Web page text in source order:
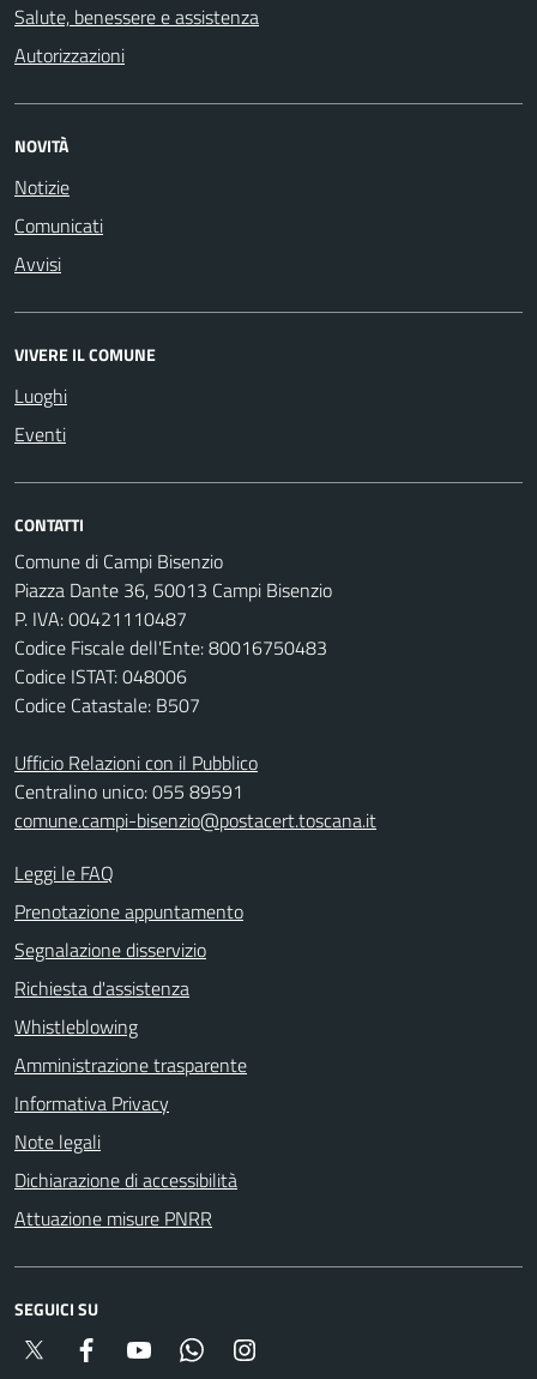
Salute, benessere e assistenza
Autorizzazioni
NOVITÀ
Notizie
Comunicati
Avvisi
VIVERE IL COMUNE
Luoghi
Eventi
CONTATTI
Comune di Campi Bisenzio
Piazza Dante 36, 50013 Campi Bisenzio
P. IVA: 00421110487
Codice Fiscale dell'Ente: 80016750483
Codice ISTAT: 048006
Codice Catastale: B507
Ufficio Relazioni con il Pubblico
Centralino unico: 055 89591
comune.campi-bisenzio@postacert.toscana.it
Leggi le FAQ
Prenotazione appuntamento
Segnalazione disservizio
Richiesta d'assistenza
Whistleblowing
Amministrazione trasparente
Informativa Privacy
Note legali
Dichiarazione di accessibilità
Attuazione misure PNRR
SEGUICI SU
Twitter Facebook YouTube Whatsapp